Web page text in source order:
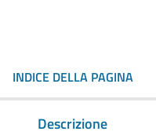
INDICE DELLA PAGINA
Descrizione